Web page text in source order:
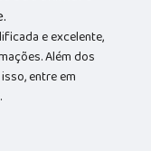
e excelente,
Além dos
entre em